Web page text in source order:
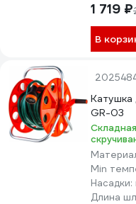
1 719 ₽
В
Катушка
GR-03
Min
Насадки:
Длина